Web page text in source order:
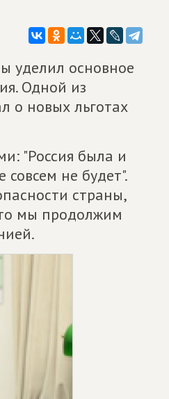
уделил основное
Одной из
о новых льготах
"Россия была и
не будет".
страны,
мы продолжим